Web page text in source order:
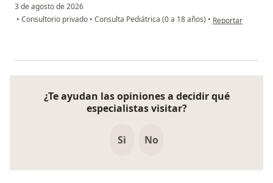
3 de agosto de 2026
• Consultorio privado • Consulta Pediátrica (0 a 18 años) • en opinión del
Reportar
¿Te ayudan las opiniones a decidir qué
especialistas visitar?
Si No